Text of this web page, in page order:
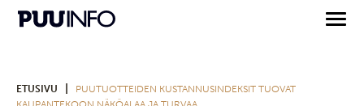
ETUSIVU
PUUTUOTTEIDEN KUSTANNUSINDEKSIT TUOVAT